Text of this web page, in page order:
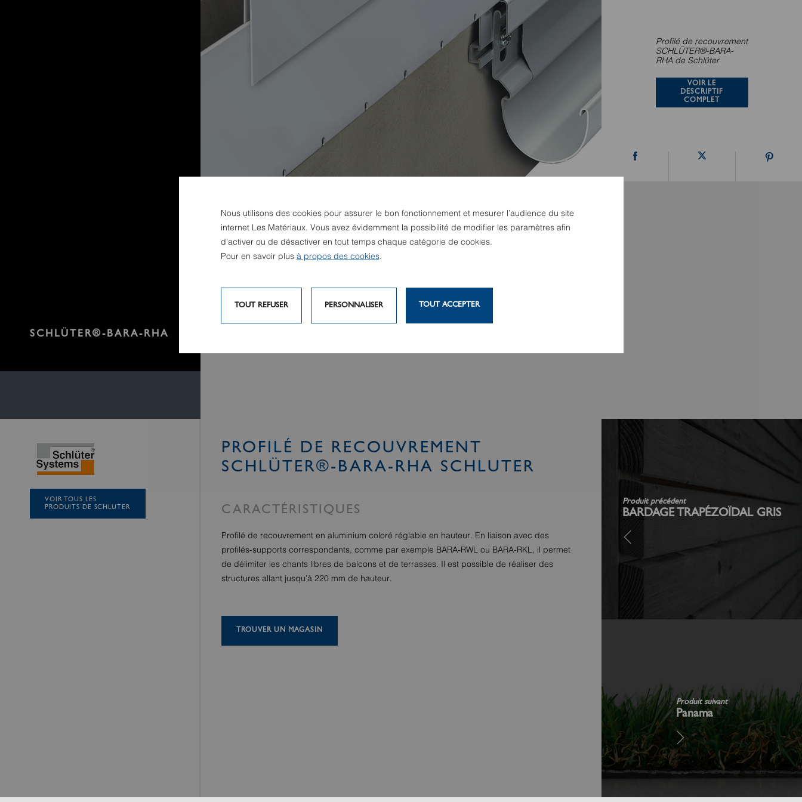
SCHLÜTER®-BARA-RHA
Profilé de recouvrement
SCHLÜTER®-BARA-
RHA de Schlüter
VOIR LE
DESCRIPTIF
COMPLET
VOIR TOUS LES
PRODUITS DE SCHLUTER
PROFILÉ DE RECOUVREMENT
SCHLÜTER®-BARA-RHA SCHLUTER
CARACTÉRISTIQUES
Profilé de recouvrement en aluminium coloré réglable en hauteur. En liaison avec des
profilés-supports correspondants, comme par exemple BARA-RWL ou BARA-RKL, il permet
de délimiter les chants libres de balcons et de terrasses. Il est possible de réaliser des
structures allant jusqu’à 220 mm de hauteur.
TROUVER UN MAGASIN
Produit précédent
BARDAGE TRAPÉZOÏDAL GRIS
Produit suivant
Panama
Nous utilisons des cookies pour assurer le bon fonctionnement et mesurer l’audience du site
internet Les Matériaux. Vous avez évidemment la possibilité de modifier les paramètres afin
d’activer ou de désactiver en tout temps chaque catégorie de cookies.
Pour en savoir plus à propos des cookies.
TOUT REFUSER PERSONNALISER TOUT ACCEPTER